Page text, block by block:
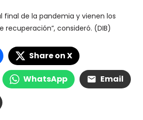
final de la pandemia y vienen los
recuperación”, consideró. (DIB)
Share on X
WhatsApp Email